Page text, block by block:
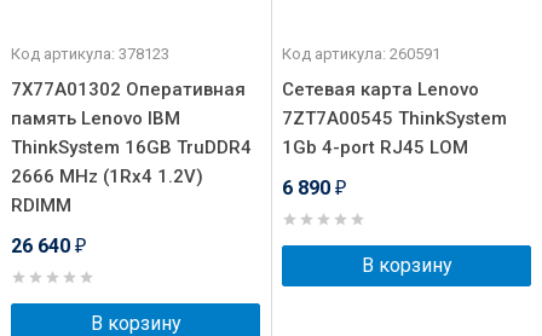
Код артикула: 378123
7X77A01302 Оперативная
память Lenovo IBM
ThinkSystem 16GB TruDDR4
2666 MHz (1Rx4 1.2V)
RDIMM
26 640 ₽
В корзину
Код артикула: 260591
Сетевая карта Lenovo
7ZT7A00545 ThinkSystem
1Gb 4-port RJ45 LOM
6 890 ₽
В корзину